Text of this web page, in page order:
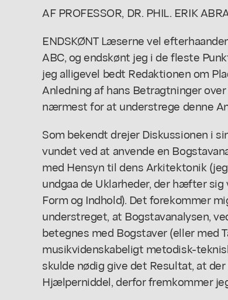
AF PROFESSOR, DR. PHIL. ERIK
ENDSKØNT Læserne vel
ABC, og endskønt jeg i de fleste
jeg alligevel bedt Redaktionen om
Anledning af hans Betragtninger
nærmest for at understrege denne
Som bekendt drejer Diskussionen i
vundet ved at anvende en
med Hensyn til dens Arkitektonik
undgaa de Uklarheder, der hæfter
Form og Indhold). Det forekommer
understreget, at Bogstavanalysen,
betegnes med Bogstaver (eller med
musikvidenskabeligt metodisk-
skulde nødig give det Resultat, at
Hjælperniddel, derfor fremkommer